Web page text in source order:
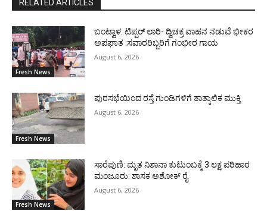
RELATED ARTICLES
Fresh News
ಬಂಟ್ವಾಳ: ಟಿಪ್ಪರ್ ಲಾರಿ- ದ್ವಿಚಕ್ರ ವಾಹನ ನಡುವೆ ಭೀಕರ
ಅಪಘಾತ :ಸವಾರರಿಬ್ಬರಿಗೆ ಗಂಭೀರ ಗಾಯ
August 6, 2026
Fresh News
ಪುರಸಭೆಯಿಂದ ರಸ್ತೆ ಗುಂಡಿಗಳಿಗೆ ತಾತ್ಕಾಲಿಕ ಮುಕ್ತಿ
August 6, 2026
Fresh News
ಸಾರೆಪುಣಿ: ಮೃತ ನಿಶಾನಾ ಕುಟುಂಬಕ್ಕೆ 3 ಲಕ್ಷ ಪರಿಹಾರ
ಮಂಜೂರು: ಶಾಸಕ ಅಶೋಕ್ ರೈ
August 6, 2026